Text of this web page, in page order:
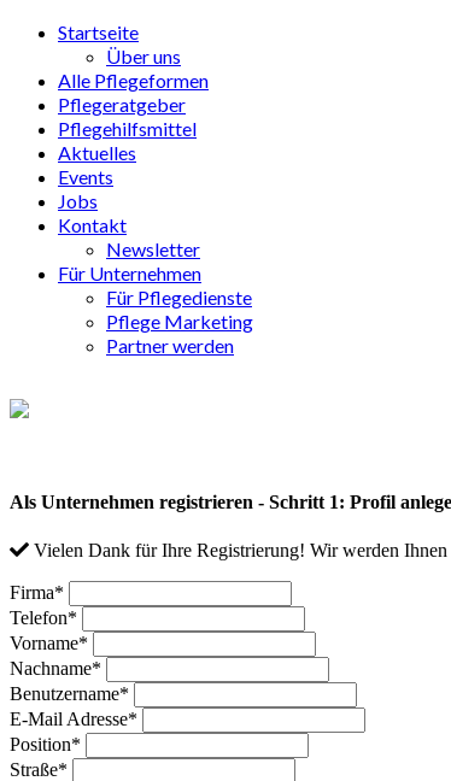
Startseite
Über uns
Alle Pflegeformen
Pflegeratgeber
Pflegehilfsmittel
Aktuelles
Events
Jobs
Kontakt
Newsletter
Für Unternehmen
Für Pflegedienste
Pflege Marketing
Partner werden
Als Unternehmen registrieren - Schritt 1: Profil
Vielen Dank für Ihre Registrierung! Wir werden
Firma*
Telefon*
Vorname*
Nachname*
Benutzername*
E-Mail Adresse*
Position*
Straße*